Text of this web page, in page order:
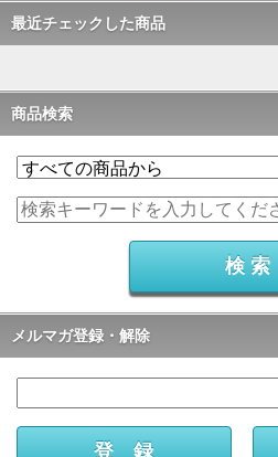
最近チェックした商品
商品検索
メルマガ登録・解除